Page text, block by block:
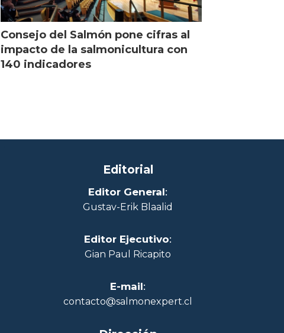
Consejo del Salmón pone cifras al
impacto de la salmonicultura con
140 indicadores
Editorial
Editor General:
Gustav-Erik Blaalid
Editor Ejecutivo:
Gian Paul Ricapito
E-mail:
contacto@salmonexpert.cl